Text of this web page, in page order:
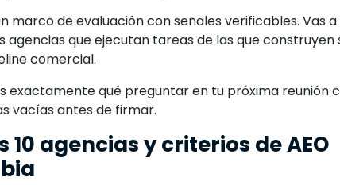
marco de evaluación con señales verificables. Vas
agencias que ejecutan tareas de las que construyen
comercial.
exactamente qué preguntar en tu próxima reunión
vacías antes de firmar.
10 agencias y criterios de AEO